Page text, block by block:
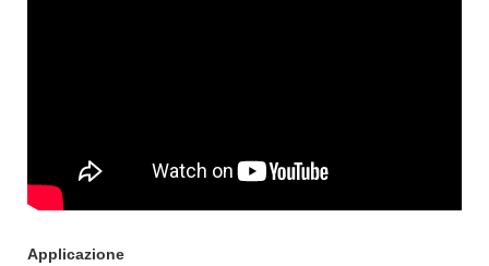
Applicazione